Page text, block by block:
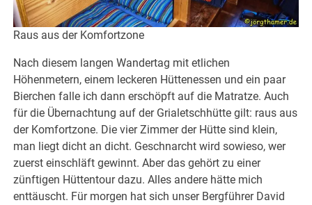
Raus aus der Komfortzone
Nach diesem langen Wandertag mit etlichen
Höhenmetern, einem leckeren Hüttenessen und ein paar
Bierchen falle ich dann erschöpft auf die Matratze. Auch
für die Übernachtung auf der Grialetschhütte gilt: raus aus
der Komfortzone. Die vier Zimmer der Hütte sind klein,
man liegt dicht an dicht. Geschnarcht wird sowieso, wer
zuerst einschläft gewinnt. Aber das gehört zu einer
zünftigen Hüttentour dazu. Alles andere hätte mich
enttäuscht. Für morgen hat sich unser Bergführer David